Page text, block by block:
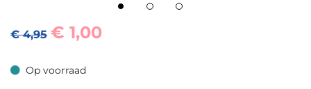
€ 4,95 € 1,00
Op voorraad
Op voorraad